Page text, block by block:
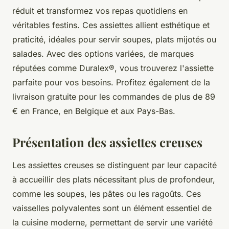
réduit et transformez vos repas quotidiens en
véritables festins. Ces assiettes allient esthétique et
praticité, idéales pour servir soupes, plats mijotés ou
salades. Avec des options variées, de marques
réputées comme Duralex®, vous trouverez l'assiette
parfaite pour vos besoins. Profitez également de la
livraison gratuite pour les commandes de plus de 89
€ en France, en Belgique et aux Pays-Bas.
Présentation des assiettes creuses
Les assiettes creuses se distinguent par leur capacité
à accueillir des plats nécessitant plus de profondeur,
comme les soupes, les pâtes ou les ragoûts. Ces
vaisselles polyvalentes sont un élément essentiel de
la cuisine moderne, permettant de servir une variété